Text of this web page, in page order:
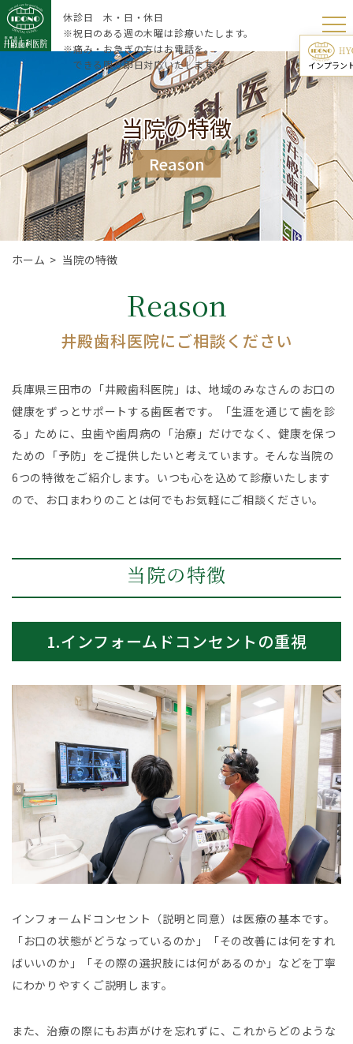
休診日 木・日・休日
※祝日のある週の木曜は診療いたします。
※痛み・お急ぎの方はお電話を。
できる限り即日対応いたします。
インプラン
当院の特徴
Reason
ホーム > 当院の特徴
Reason
井殿歯科医院にご相談ください
兵庫県三田市の「井殿歯科医院」は、地域のみなさんのお口の
健康をずっとサポートする歯医者です。「生涯を通じて歯を診
る」ために、虫歯や歯周病の「治療」だけでなく、健康を保つ
ための「予防」をご提供したいと考えています。そんな当院の
6つの特徴をご紹介します。いつも心を込めて診療いたします
ので、お口まわりのことは何でもお気軽にご相談ください。
当院の特徴
1.インフォームドコンセントの重視
インフォームドコンセント（説明と同意）は医療の基本です。
「お口の状態がどうなっているのか」「その改善には何をすれ
ばいいのか」「その際の選択肢には何があるのか」などを丁寧
にわかりやすくご説明します。
また、治療の際にもお声がけを忘れずに、これからどのような